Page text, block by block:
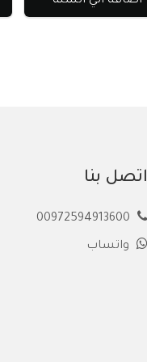
اتصل بنا
واتساب